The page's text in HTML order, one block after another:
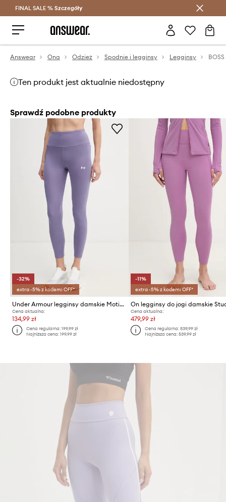
Oszczędzaj z Answear Club >
FINAL SALE % Szczegóły
Answear Ona Odzież Spodnie i legginsy Legginsy
Ten produkt jest aktualnie niedostępny
Sprawdź podobne produkty
-32%
extra -5% z kodem: OFF*
Under Armour legginsy damskie Motion
Cena aktualna:
134,99 zł
Cena regularna:199,99 zł
Najniższa cena:199,99 zł
-11%
extra -5% z kodem: OFF*
On legginsy do jogi damskie
Cena aktualna:
479,99 zł
Cena regularna: 539,99 zł
Najniższa cena: 539,99 zł